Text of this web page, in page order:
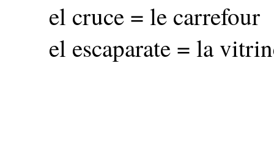
el cruce = le carrefour
el escaparate = la